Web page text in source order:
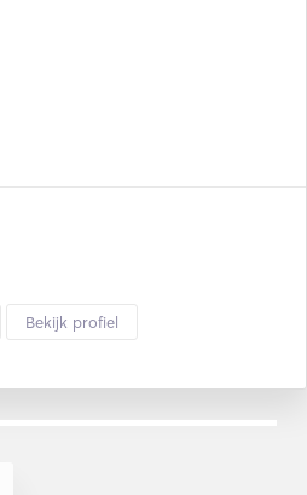
Bekijk profiel